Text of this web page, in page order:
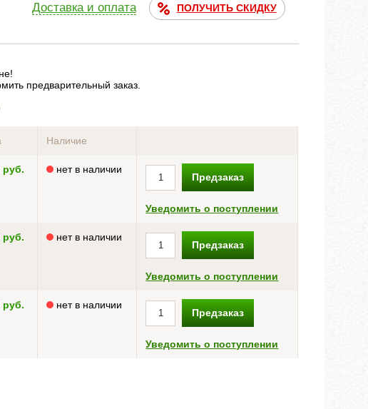
Доставка и оплата ПОЛУЧИТЬ СКИДКУ
предварительный заказ.
Наличие
руб. нет в наличии
Предзаказ
Уведомить о поступлении
руб. нет в наличии
Предзаказ
Уведомить о поступлении
руб. нет в наличии
Предзаказ
Уведомить о поступлении